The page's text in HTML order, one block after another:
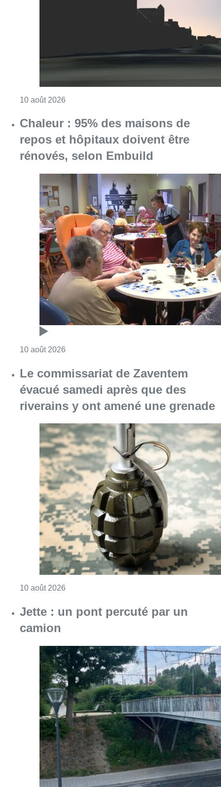
repos et hôpitaux doivent être
10 août 2026Consulter l'article "Chaleur : 95% des
Le commissariat de Zaventem
évacué samedi après que des
riverains y ont amené une grenade
10 août 2026Consulter l'article "Le commissariat de
Jette : un pont percuté par un
camion
10 août 2026Consulter l'article "Jette : un pont percuté
Partager l'article
Facebook
TwitterWhatsApp
Share
28 octobre 2017 - 19h07
Sécurité
News